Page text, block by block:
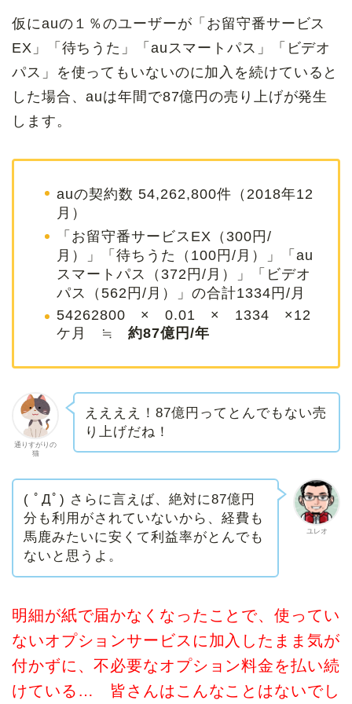
仮にauの１％のユーザーが「お留守番サービス
EX」「待ちうた」「auスマートパス」「ビデオ
パス」を使ってもいないのに加入を続けていると
した場合、auは年間で87億円の売り上げが発生
します。
auの契約数 54,262,800件（2018年12
月）
「お留守番サービスEX（300円/
月）」「待ちうた（100円/月）」「au
スマートパス（372円/月）」「ビデオ
パス（562円/月）」の合計1334円/月
54262800 × 0.01 × 1334 ×12
ケ月 ≒ 約87億円/年
通りすがりの
猫
ええええ！87億円ってとんでもない売
り上げだね！
ユレオ
( ﾟДﾟ) さらに言えば、絶対に87億円
分も利用がされていないから、経費も
馬鹿みたいに安くて利益率がとんでも
ないと思うよ。
明細が紙で届かなくなったことで、使ってい
ないオプションサービスに加入したまま気が
付かずに、不必要なオプション料金を払い続
けている… 皆さんはこんなことはないでし